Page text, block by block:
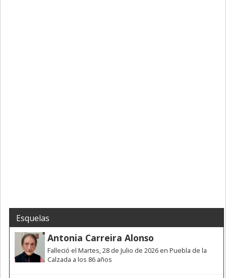
Esquelas
Antonia Carreira Alonso
Falleció el Martes, 28 de Julio de 2026 en Puebla de la
Calzada a los 86 años